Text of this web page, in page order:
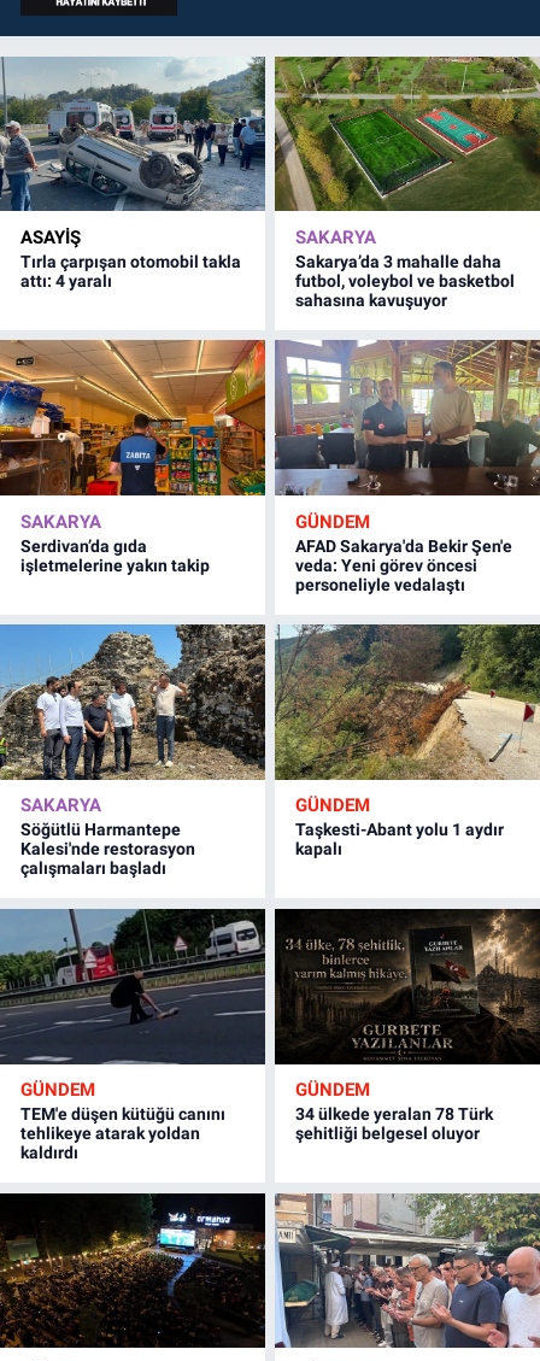
ASAYİŞ
Tırla çarpışan otomobil takla
attı: 4 yaralı
SAKARYA
Sakarya’da 3 mahalle daha
futbol, voleybol ve basketbol
sahasına kavuşuyor
SAKARYA
Serdivan’da gıda
işletmelerine yakın takip
GÜNDEM
AFAD Sakarya'da Bekir Şen'e
veda: Yeni görev öncesi
personeliyle vedalaştı
SAKARYA
Söğütlü Harmantepe
Kalesi'nde restorasyon
çalışmaları başladı
GÜNDEM
Taşkesti-Abant yolu 1 aydır
kapalı
GÜNDEM
TEM'e düşen kütüğü canını
tehlikeye atarak yoldan
kaldırdı
GÜNDEM
34 ülkede yeralan 78 Türk
şehitliği belgesel oluyor